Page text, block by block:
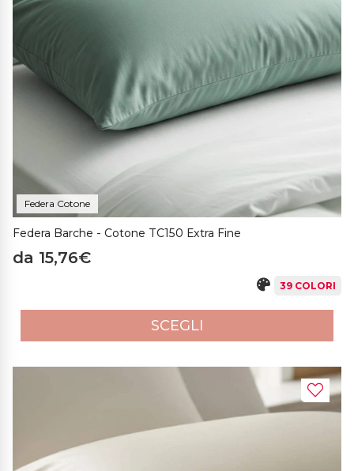
Federa Cotone
Federa Barche - Cotone TC150 Extra Fine
da 15,76€
39 COLORI
SCEGLI